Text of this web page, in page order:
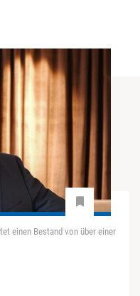
einen Bestand von über einer